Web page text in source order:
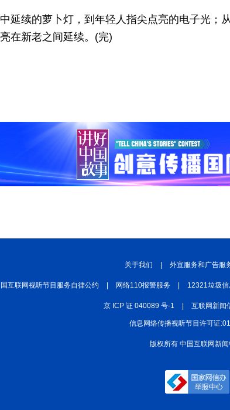
延续的萝卜灯，到年轻人指尖点亮的电子光；
在新老之间延续。(完)
关于我们 外宣服务和广告服
互联网视听节目服务自律公约 网络110报警服务 12321垃圾
京 ICP 证 040089 号-1 互联网新闻
信息网络传播视听节目许可证
版权所有 中国互联网新